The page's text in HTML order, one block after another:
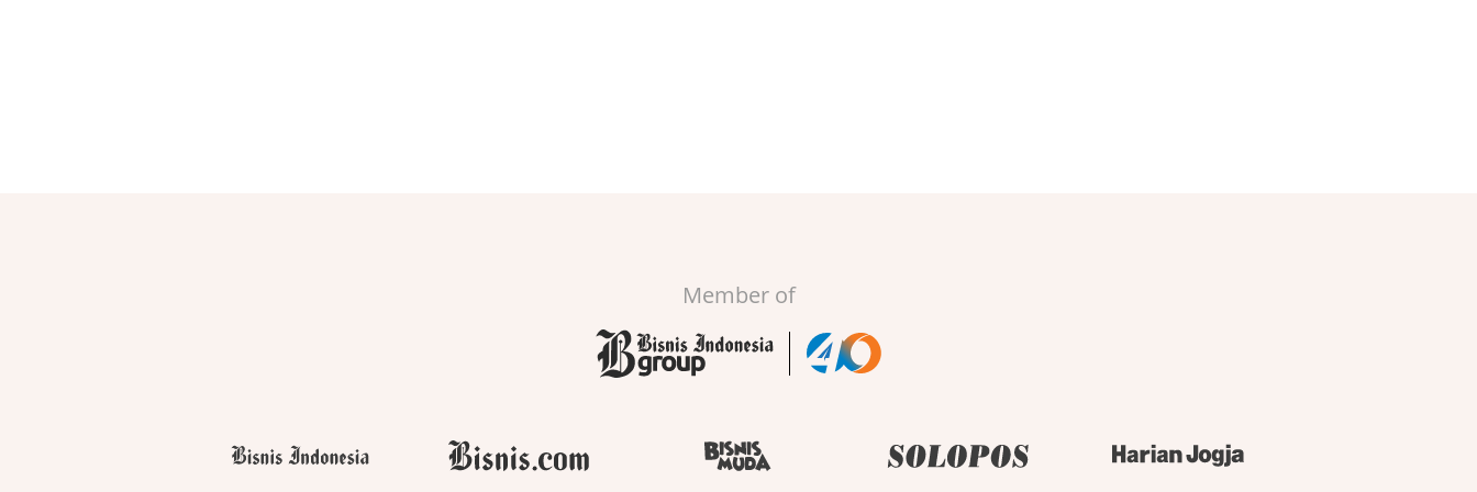
Member of